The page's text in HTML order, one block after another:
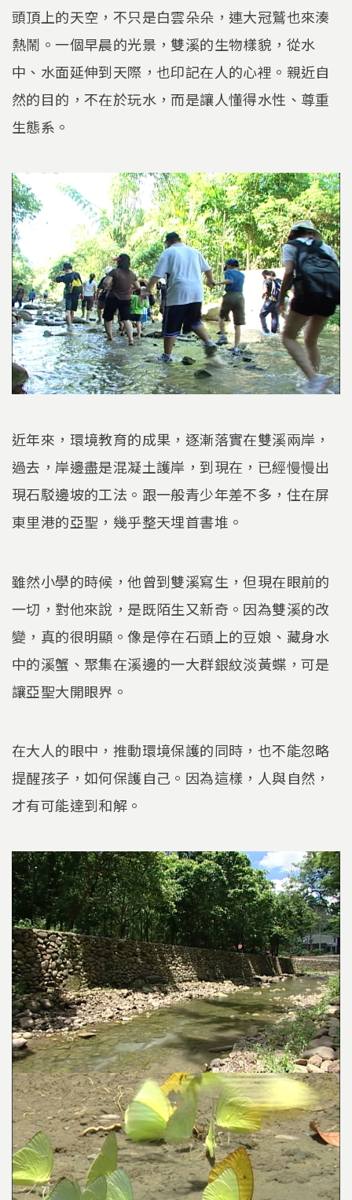
頭頂上的天空，不只是白雲朵朵，連大冠鷲也來湊
熱鬧。一個早晨的光景，雙溪的生物樣貌，從水
中、水面延伸到天際，也印記在人的心裡。親近自
然的目的，不在於玩水，而是讓人懂得水性、尊重
生態系。
近年來，環境教育的成果，逐漸落實在雙溪兩岸，
過去，岸邊盡是混凝土護岸，到現在，已經慢慢出
現石駁邊坡的工法。跟一般青少年差不多，住在屏
東里港的亞聖，幾乎整天埋首書堆。
雖然小學的時候，他曾到雙溪寫生，但現在眼前的
一切，對他來說，是既陌生又新奇。因為雙溪的改
變，真的很明顯。像是停在石頭上的豆娘、藏身水
中的溪蟹、聚集在溪邊的一大群銀紋淡黃蝶，可是
讓亞聖大開眼界。
在大人的眼中，推動環境保護的同時，也不能忽略
提醒孩子，如何保護自己。因為這樣，人與自然，
才有可能達到和解。